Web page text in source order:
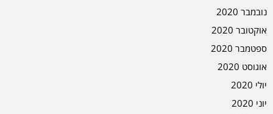
נובמבר 2020
אוקטובר 2020
ספטמבר 2020
אוגוסט 2020
יולי 2020
יוני 2020